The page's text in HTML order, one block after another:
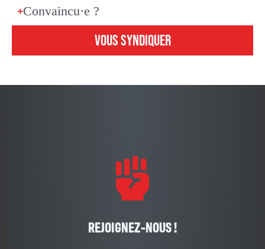
Convaincu·e ?
VOUS SYNDIQUER
REJOIGNEZ-NOUS !